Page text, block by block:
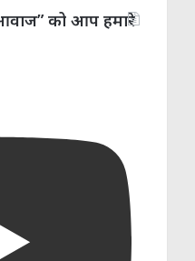
आवाज” को आप हमारे